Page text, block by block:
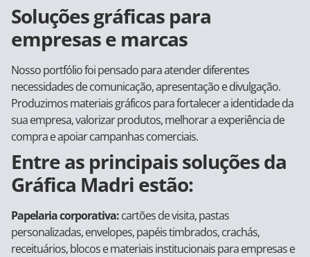
Soluções gráficas para
empresas e marcas
Nosso portfólio foi pensado para atender diferentes
necessidades de comunicação, apresentação e divulgação.
Produzimos materiais gráficos para fortalecer a identidade da
sua empresa, valorizar produtos, melhorar a experiência de
compra e apoiar campanhas comerciais.
Entre as principais soluções da
Gráfica Madri estão:
Papelaria corporativa:cartões de visita, pastas
personalizadas, envelopes, papéis timbrados, crachás,
receituários, blocos e materiais institucionais para empresas e